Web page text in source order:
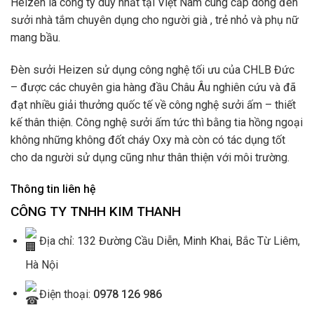
sưởi nhà tắm chuyên dụng cho người già , trẻ nhỏ và phụ nữ
mang bầu.
Đèn sưởi Heizen sử dụng công nghệ tối ưu của CHLB Đức
– được các chuyên gia hàng đầu Châu Âu nghiên cứu và đã
đạt nhiều giải thưởng quốc tế về công nghệ sưởi ấm – thiết
kế thân thiện. Công nghệ sưởi ấm tức thì bằng tia hồng ngoại
không những không đốt cháy Oxy mà còn có tác dụng tốt
cho da người sử dụng cũng như thân thiện với môi trường.
Thông tin liên hệ
CÔNG TY TNHH KIM THANH
Địa chỉ: 132 Đường Cầu Diễn, Minh Khai, Bắc Từ Liêm,
Hà Nội
Điện thoại: 0978 126 986